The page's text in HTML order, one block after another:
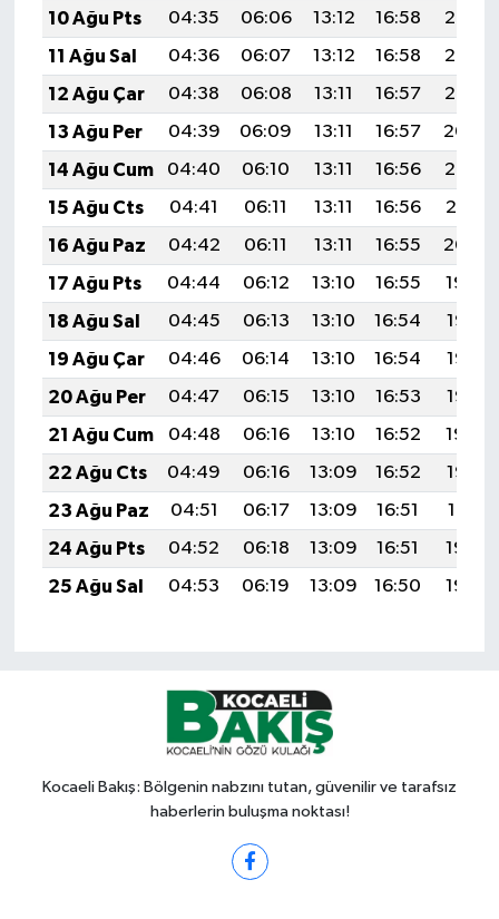
10 Ağu Pts
04:35 06:06 13:12 16:58
20:07
11 Ağu Sal
04:36 06:07 13:12 16:58
20:06
12 Ağu Çar
04:38 06:08 13:11 16:57
20:05
13 Ağu Per
04:39 06:09 13:11 16:57
20:04
14 Ağu Cum
04:40 06:10 13:11 16:56
20:02
15 Ağu Cts
04:41 06:11 13:11 16:56
20:01
16 Ağu Paz
04:42 06:11 13:11 16:55
20:00
17 Ağu Pts
04:44 06:12 13:10 16:55
19:59
18 Ağu Sal
04:45 06:13 13:10 16:54
19:57
19 Ağu Çar
04:46 06:14 13:10 16:54
19:56
20 Ağu Per
04:47 06:15 13:10 16:53
19:55
21 Ağu Cum
04:48 06:16 13:10 16:52
19:54
22 Ağu Cts
04:49 06:16 13:09 16:52
19:52
23 Ağu Paz
04:51 06:17 13:09 16:51
19:51
24 Ağu Pts
04:52 06:18 13:09 16:51
19:50
25 Ağu Sal
04:53 06:19 13:09 16:50 19:48
Kocaeli Bakış: Bölgenin nabzını tutan, güvenilir ve tarafsız
haberlerin buluşma noktası!